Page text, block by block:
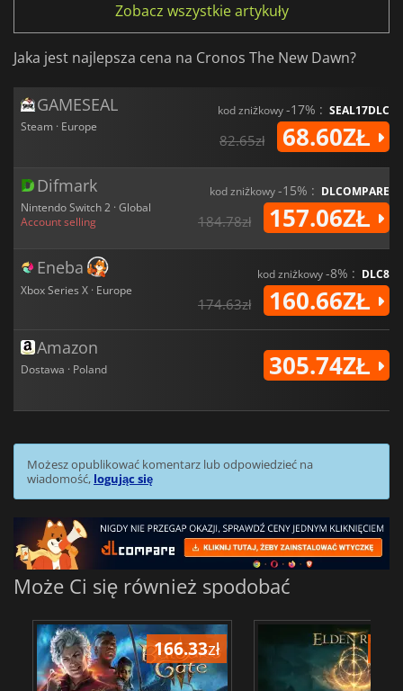
Zobacz wszystkie artykuły
Jaka jest najlepsza cena na Cronos The New Dawn?
GAMESEAL
Steam · Europe
kod zniżkowy-17% : SEAL17DLC
82.65zł 68.60ZŁ
Difmark
Nintendo Switch 2 · Global
Account selling
kod zniżkowy-15% : DLCOMPARE
184.78zł 157.06ZŁ
Eneba
Xbox Series X · Europe
kod zniżkowy-8% : DLC8
174.63zł 160.66ZŁ
Amazon
Dostawa · Poland 305.74ZŁ
Możesz opublikować komentarz lub odpowiedzieć na
wiadomość, logując się
Może Ci się również spodobać
166.33zł